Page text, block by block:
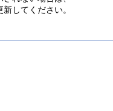
してください。